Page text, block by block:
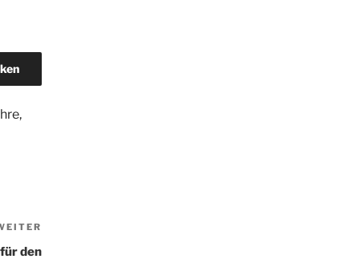
Beitrag
den